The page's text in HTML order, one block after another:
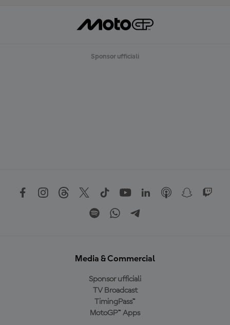
Sponsor ufficiali
Media & Commercial
Sponsor ufficiali
TV Broadcast
TimingPass™
MotoGP™ Apps